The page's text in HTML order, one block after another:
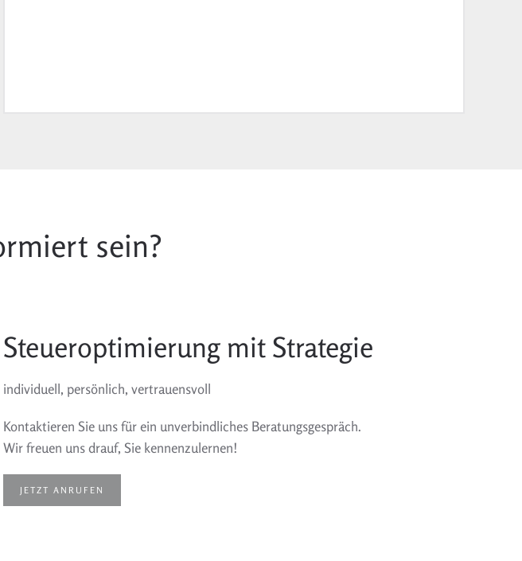
sein?
Steueroptimierung mit Strategie
individuell, persönlich, vertrauensvoll
Kontaktieren Sie uns für ein unverbindliches Beratungsgespräch.
Wir freuen uns drauf, Sie kennenzulernen!
JETZT ANRUFEN